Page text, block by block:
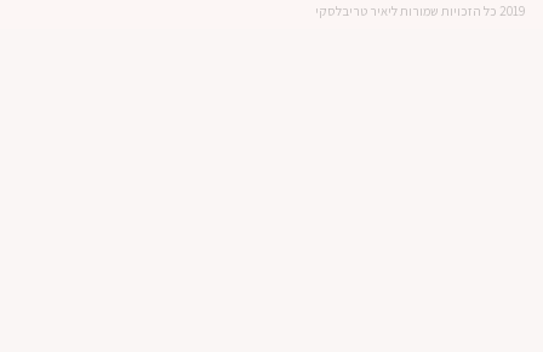
2019 כל הזכויות שמורות ליאיר טריבלסקי